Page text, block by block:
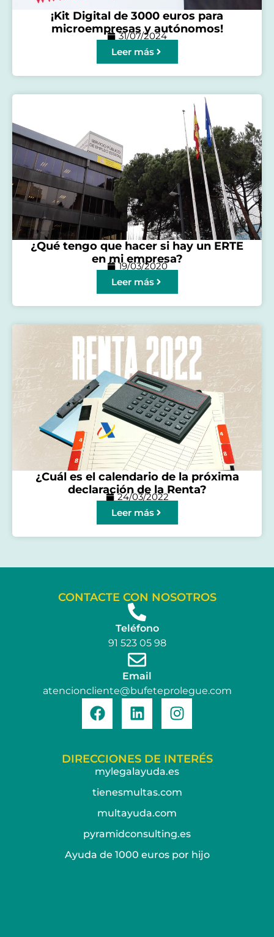
¡Kit Digital de 3000 euros para
microempresas y autónomos!
31/07/2024
Leer más
¿Qué tengo que hacer si hay un ERTE
en mi empresa?
19/03/2020
Leer más
¿Cuál es el calendario de la próxima
declaración de la Renta?
24/03/2022
Leer más
CONTACTE CON NOSOTROS
Teléfono
91 523 05 98
Email
atencioncliente@bufeteprolegue.com
DIRECCIONES DE INTERÉS
mylegalayuda.es
tienesmultas.com
multayuda.com
pyramidconsulting.es
Ayuda de 1000 euros por hijo